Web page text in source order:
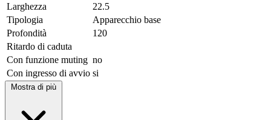
Larghezza
22.5
Tipologia
Apparecchio base
Profondità
120
Ritardo di caduta
Con funzione muting no
Con ingresso di avvio si
Mostra di più